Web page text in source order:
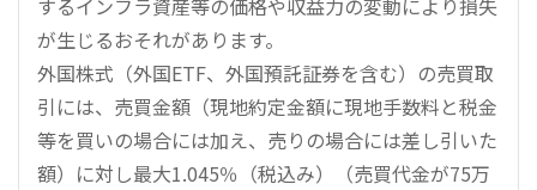
が生じるおそれがあります。
外国株式（外国ETF、外国預託証券を含む）の売買取
引には、売買金額（現地約定金額に現地手数料と税金
等を買いの場合には加え、売りの場合には差し引いた
額）に対し最大1.045％（税込み）（売買代金が75万